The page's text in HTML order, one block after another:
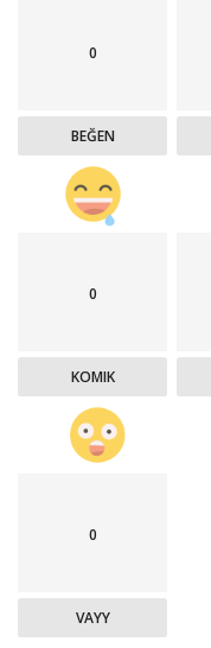
0
BEĞEN
0
KOMIK
0
VAYY